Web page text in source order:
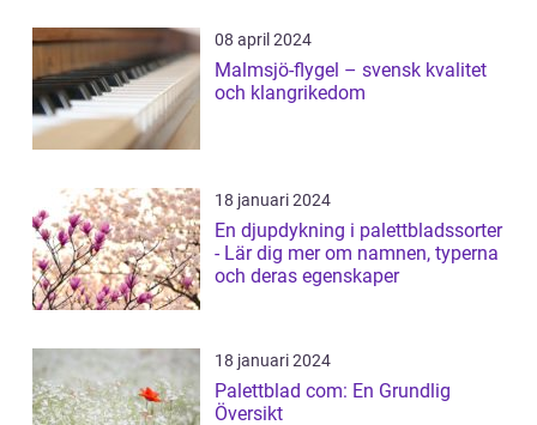
08 april 2024
Malmsjö-flygel – svensk kvalitet
och klangrikedom
18 januari 2024
En djupdykning i palettbladssorter
- Lär dig mer om namnen, typerna
och deras egenskaper
18 januari 2024
Palettblad com: En Grundlig
Översikt